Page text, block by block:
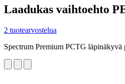
Laadukas vaihtoehto
2 tuotearvostelua
Spectrum Premium PCTG läpinäkyvä